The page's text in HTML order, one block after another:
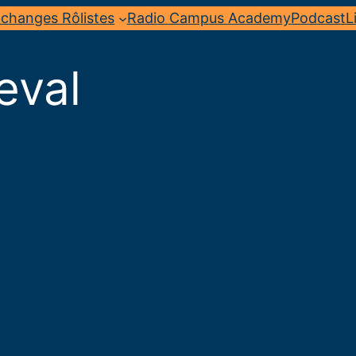
Rôlistes Radio Campus AcademyPodcast